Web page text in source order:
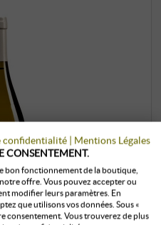
confidentialité | Mentions Légales
CONSENTEMENT.
bon fonctionnement de la boutique,
offre. Vous pouvez accepter ou
modifier leurs paramètres. En
que utilisons vos données. Sous «
consentement. Vous trouverez de plus